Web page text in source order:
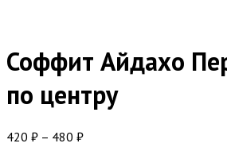
Соффит Айдахо
по центру
420 ₽ – 480 ₽